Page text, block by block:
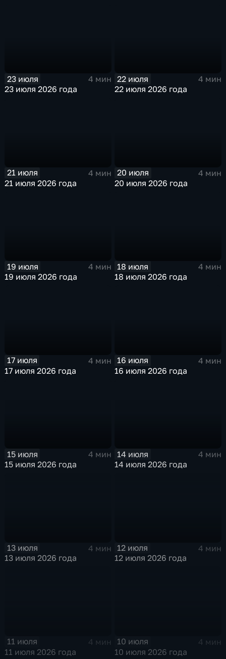
23 июля
4 мин
23 июля 2026 года
22 июля
4 мин
22 июля 2026 года
21 июля
4 мин
21 июля 2026 года
20 июля
4 мин
20 июля 2026 года
19 июля
4 мин
19 июля 2026 года
18 июля
4 мин
18 июля 2026 года
17 июля
4 мин
17 июля 2026 года
16 июля
4 мин
16 июля 2026 года
15 июля
4 мин
15 июля 2026 года
14 июля
4 мин
14 июля 2026 года
13 июля
4 мин
13 июля 2026 года
12 июля
4 мин
12 июля 2026 года
11 июля
4 мин
11 июля 2026 года
10 июля
4 мин
10 июля 2026 года